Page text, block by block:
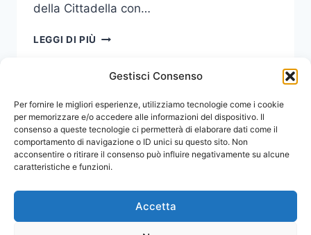
Gestisci Consenso
Per fornire le migliori esperienze, utilizziamo tecnologie come i cookie
per memorizzare e/o accedere alle informazioni del dispositivo. Il
consenso a queste tecnologie ci permetterà di elaborare dati come il
comportamento di navigazione o ID unici su questo sito. Non
acconsentire o ritirare il consenso può influire negativamente su alcune
caratteristiche e funzioni.
Accetta
della Cittadella con…
LEGGI DI PIÙ CALCIO
SERIE
IMPORTANTE
VITTORIA
DEL
CUS
UNIME
Navigazione
pagina
1 2 3
Pagina
successiva